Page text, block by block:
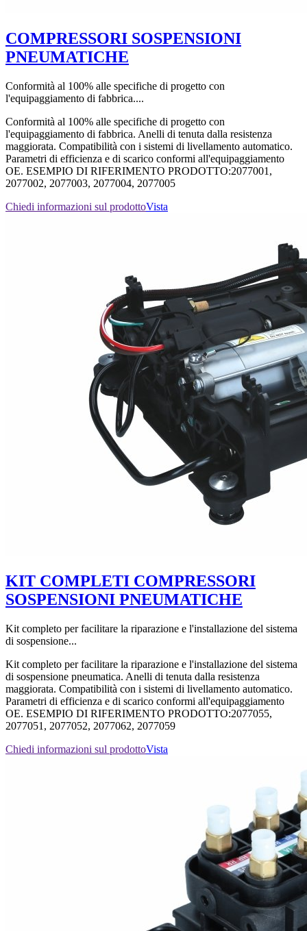
COMPRESSORI SOSPENSIONI
PNEUMATICHE
Conformità al 100% alle specifiche di progetto con
l'equipaggiamento di fabbrica....
Conformità al 100% alle specifiche di progetto con
l'equipaggiamento di fabbrica. Anelli di tenuta dalla resistenza
maggiorata. Compatibilità con i sistemi di livellamento automatico.
Parametri di efficienza e di scarico conformi all'equipaggiamento
OE. ESEMPIO DI RIFERIMENTO PRODOTTO:2077001,
2077002, 2077003, 2077004, 2077005
Chiedi informazioni sul prodottoVista
KIT COMPLETI COMPRESSORI
SOSPENSIONI PNEUMATICHE
Kit completo per facilitare la riparazione e l'installazione del sistema
di sospensione...
Kit completo per facilitare la riparazione e l'installazione del sistema
di sospensione pneumatica. Anelli di tenuta dalla resistenza
maggiorata. Compatibilità con i sistemi di livellamento automatico.
Parametri di efficienza e di scarico conformi all'equipaggiamento
OE. ESEMPIO DI RIFERIMENTO PRODOTTO:2077055,
2077051, 2077052, 2077062, 2077059
Chiedi informazioni sul prodottoVista